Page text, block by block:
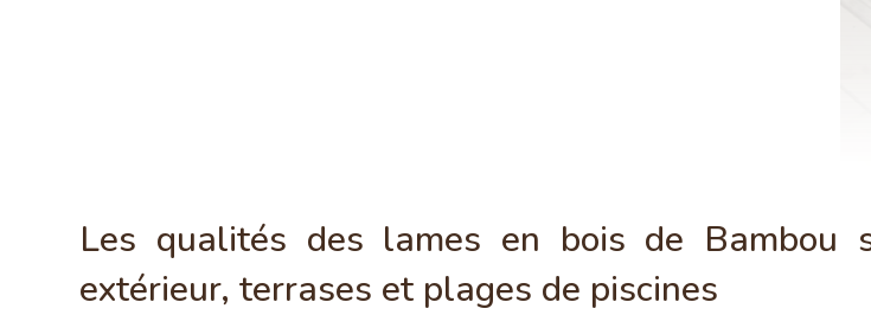
Les qualités des lames en bois de Bambou
extérieur, terrases et plages de piscines